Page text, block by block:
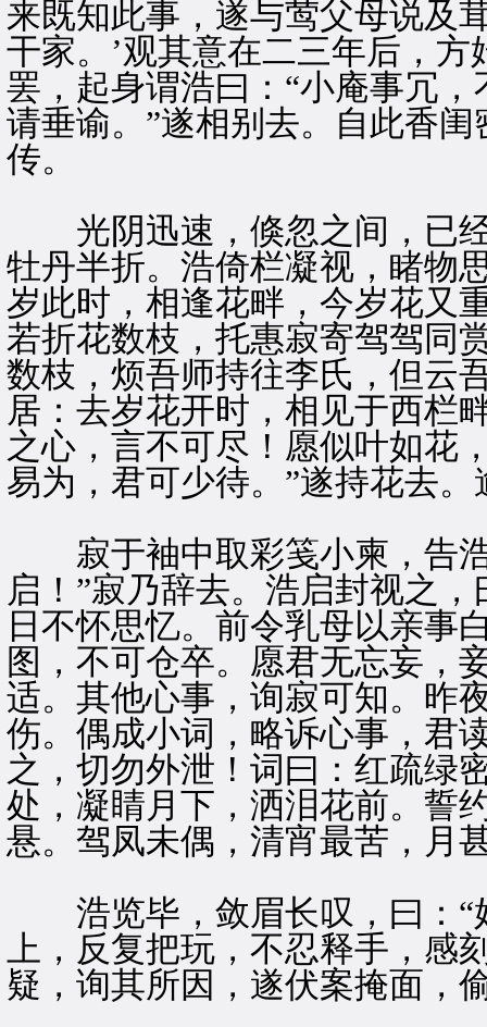
来既知此事，遂与莺父母说及
干家。’观其意在二三年后，
罢，起身谓浩曰：“小庵事冗
请垂谕。”遂相别去。自此香
传。
光阴迅速，倏忽之间，已经
牡丹半折。浩倚栏凝视，睹物
岁此时，相逢花畔，今岁花又
若折花数枝，托惠寂寄驾驾同
数枝，烦吾师持往李氏，但云
居：去岁花开时，相见于西栏
之心，言不可尽！愿似叶如花
易为，君可少待。”遂持花去
寂于袖中取彩笺小柬，告浩
启！”寂乃辞去。浩启封视之
日不怀思忆。前令乳母以亲事
图，不可仓卒。愿君无忘妄，
适。其他心事，询寂可知。昨
伤。偶成小词，略诉心事，君
之，切勿外泄！词曰：红疏绿
处，凝睛月下，洒泪花前。誓
悬。驾凤未偶，清宵最苦，月
浩览毕，敛眉长叹，曰：“
上，反复把玩，不忍释手，感
疑，询其所因，遂伏案掩面，